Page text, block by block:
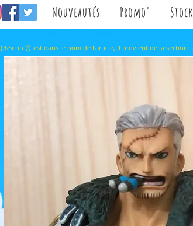
Nouveautés Promo' Stock
(⚠️Si un ⏰ est dans le nom de l'article, il